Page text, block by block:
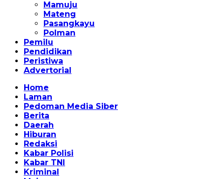
Mamuju
Mateng
Pasangkayu
Polman
Pemilu
Pendidikan
Peristiwa
Advertorial
Home
Laman
Pedoman Media Siber
Berita
Daerah
Hiburan
Redaksi
Kabar Polisi
Kabar TNI
Kriminal